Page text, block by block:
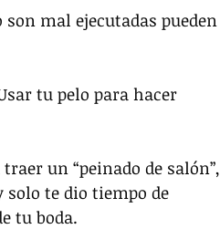
mal ejecutadas pueden
tu pelo para hacer
un “peinado de salón”,
solo te dio tiempo de
tu boda.